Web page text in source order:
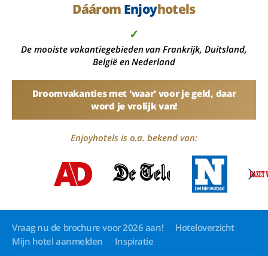
Dáárom Enjoyhotels
✓
De mooiste vakantiegebieden van Frankrijk, Duitsland,
België en Nederland
Droomvakanties met 'waar' voor je geld, daar
word je vrolijk van!
Enjoyhotels is o.a. bekend van:
Vraag nu de brochure voor 2026 aan!
Hoteloverzicht
Mijn hotel aanmelden
Inspiratie